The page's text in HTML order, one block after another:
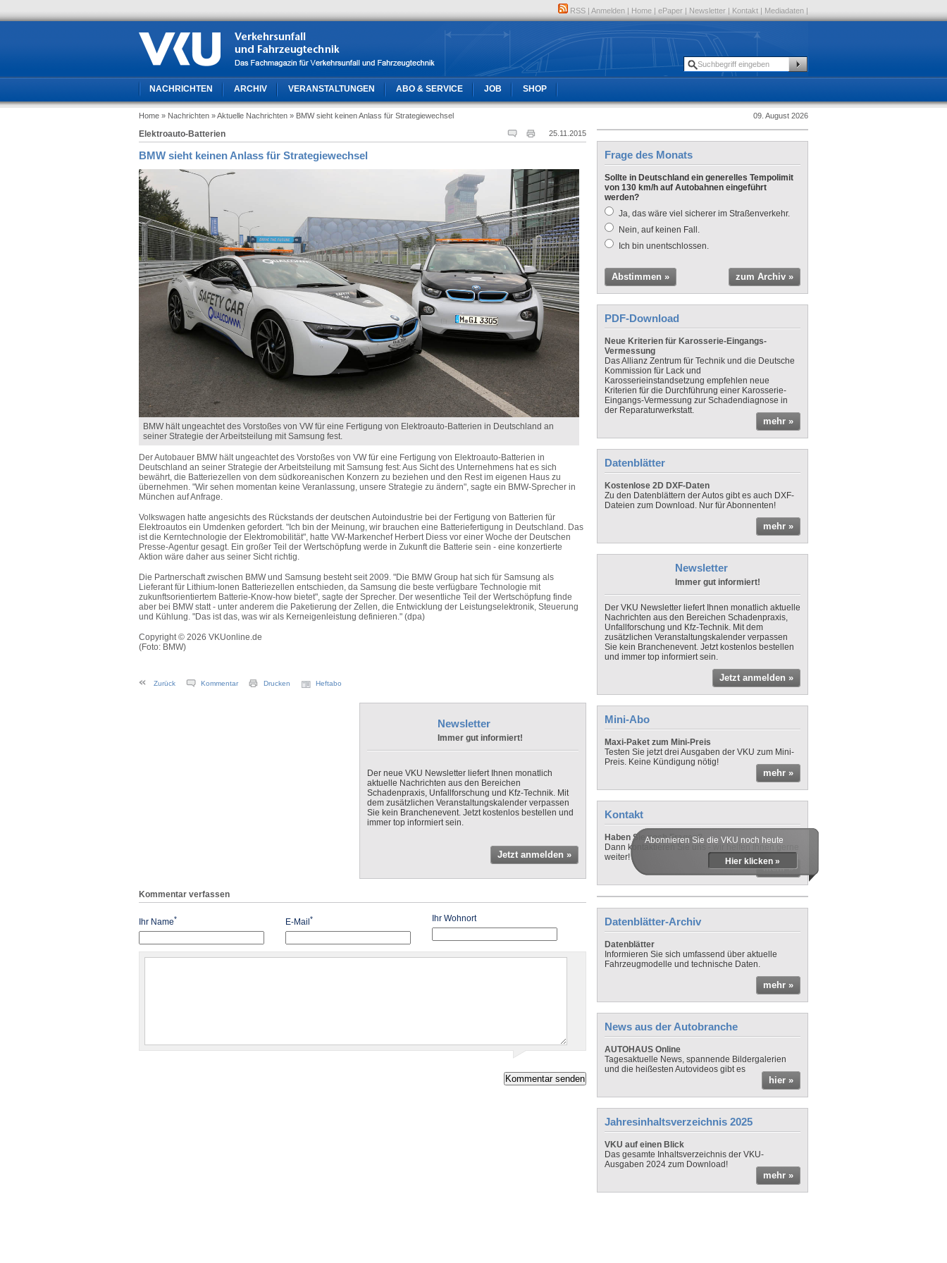
RSS | Anmelden | Home | ePaper | Newsletter | Kontakt | Mediadaten |
NACHRICHTEN ARCHIV VERANSTALTUNGEN ABO & SERVICE JOB SHOP
Home » Nachrichten » Aktuelle Nachrichten » BMW sieht keinen Anlass für Strategiewechsel 09. August 2026
25.11.2015
Elektroauto-Batterien
BMW sieht keinen Anlass für Strategiewechsel
BMW hält ungeachtet des Vorstoßes von VW für eine Fertigung von Elektroauto-Batterien in Deutschland an
seiner Strategie der Arbeitsteilung mit Samsung fest.
Der Autobauer BMW hält ungeachtet des Vorstoßes von VW für eine Fertigung von Elektroauto-Batterien in
Deutschland an seiner Strategie der Arbeitsteilung mit Samsung fest: Aus Sicht des Unternehmens hat es sich
bewährt, die Batteriezellen von dem südkoreanischen Konzern zu beziehen und den Rest im eigenen Haus zu
übernehmen. "Wir sehen momentan keine Veranlassung, unsere Strategie zu ändern", sagte ein BMW-Sprecher in
München auf Anfrage.
Volkswagen hatte angesichts des Rückstands der deutschen Autoindustrie bei der Fertigung von Batterien für
Elektroautos ein Umdenken gefordert. "Ich bin der Meinung, wir brauchen eine Batteriefertigung in Deutschland. Das
ist die Kerntechnologie der Elektromobilität", hatte VW-Markenchef Herbert Diess vor einer Woche der Deutschen
Presse-Agentur gesagt. Ein großer Teil der Wertschöpfung werde in Zukunft die Batterie sein - eine konzertierte
Aktion wäre daher aus seiner Sicht richtig.
Die Partnerschaft zwischen BMW und Samsung besteht seit 2009. "Die BMW Group hat sich für Samsung als
Lieferant für Lithium-Ionen Batteriezellen entschieden, da Samsung die beste verfügbare Technologie mit
zukunftsorientiertem Batterie-Know-how bietet", sagte der Sprecher. Der wesentliche Teil der Wertschöpfung finde
aber bei BMW statt - unter anderem die Paketierung der Zellen, die Entwicklung der Leistungselektronik, Steuerung
und Kühlung. "Das ist das, was wir als Kerneigenleistung definieren." (dpa)
Copyright © 2026 VKUonline.de
(Foto: BMW)
Zurück Kommentar Drucken Heftabo
Newsletter
Immer gut informiert!
Der neue VKU Newsletter liefert Ihnen monatlich
aktuelle Nachrichten aus den Bereichen
Schadenpraxis, Unfallforschung und Kfz-Technik. Mit
dem zusätzlichen Veranstaltungskalender verpassen
Sie kein Branchenevent. Jetzt kostenlos bestellen und
immer top informiert sein.
Jetzt anmelden »
Kommentar verfassen
Ihr Name* E-Mail* Ihr Wohnort
Frage des Monats
Sollte in Deutschland ein generelles Tempolimit
von 130 km/h auf Autobahnen eingeführt
werden?
Ja, das wäre viel sicherer im Straßenverkehr.
Nein, auf keinen Fall.
Ich bin unentschlossen.
Abstimmen » zum Archiv »
PDF-Download
Neue Kriterien für Karosserie-Eingangs-
Vermessung
Das Allianz Zentrum für Technik und die Deutsche
Kommission für Lack und
Karosserieinstandsetzung empfehlen neue
Kriterien für die Durchführung einer Karosserie-
Eingangs-Vermessung zur Schadendiagnose in
der Reparaturwerkstatt.
mehr »
Datenblätter
Kostenlose 2D DXF-Daten
Zu den Datenblättern der Autos gibt es auch DXF-
Dateien zum Download. Nur für Abonnenten!
mehr »
Newsletter
Immer gut informiert!
Der VKU Newsletter liefert Ihnen monatlich aktuelle
Nachrichten aus den Bereichen Schadenpraxis,
Unfallforschung und Kfz-Technik. Mit dem
zusätzlichen Veranstaltungskalender verpassen
Sie kein Branchenevent. Jetzt kostenlos bestellen
und immer top informiert sein.
Jetzt anmelden »
Mini-Abo
Maxi-Paket zum Mini-Preis
Testen Sie jetzt drei Ausgaben der VKU zum Mini-
Preis. Keine Kündigung nötig!
mehr »
Kontakt
Haben Sie noch Fragen?
Dann kontaktieren Sie uns - wir helfen Ihnen gerne
weiter!
mehr »
Abonnieren Sie die VKU noch heute
Hier klicken »
Datenblätter-Archiv
Datenblätter
Informieren Sie sich umfassend über aktuelle
Fahrzeugmodelle und technische Daten.
mehr »
News aus der Autobranche
AUTOHAUS Online
Tagesaktuelle News, spannende Bildergalerien
und die heißesten Autovideos gibt es
hier »
Jahresinhaltsverzeichnis 2025
VKU auf einen Blick
Das gesamte Inhaltsverzeichnis der VKU-
Ausgaben 2024 zum Download!
mehr »